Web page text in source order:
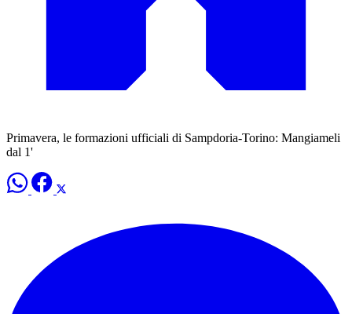
Primavera, le formazioni ufficiali di Sampdoria-Torino: Mangiameli
dal 1'